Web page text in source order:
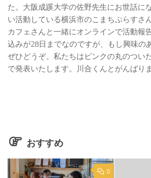
た。大阪成蹊大学の佐野先生にお世話に
い活動している横浜市のこまちぷらすさ
カフェさんと一緒にオンラインで活動報
込みが28日までなのですが、もし興味の
ぜひどうぞ。私たちはピンクの丸のつい
で発表いたします。川合くんとがんばりま
おすすめ
0